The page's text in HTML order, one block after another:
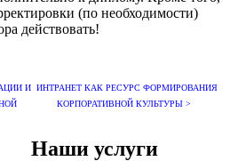
(по необходимости)
действовать!
И ИНТРАНЕТ КАК РЕСУРС ФОРМИРОВАНИЯ
КОРПОРАТИВНОЙ КУЛЬТУРЫ >
Наши услуги